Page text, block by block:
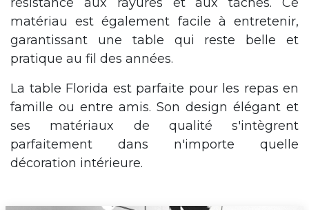
matériau est également facile à entretenir,
garantissant une table qui reste belle et
pratique au fil des années.
La table Florida est parfaite pour les repas en
famille ou entre amis. Son design élégant et
ses matériaux de qualité s'intègrent
parfaitement dans n'importe quelle
décoration intérieure.